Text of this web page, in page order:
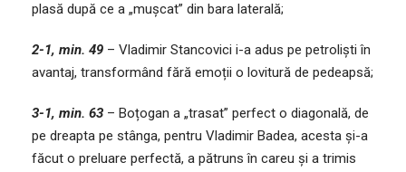
plasă după ce a „mușcat” din bara laterală;
2-1, min. 49 – Vladimir Stancovici i-a adus pe petroliști în
avantaj, transformând fără emoții o lovitură de pedeapsă;
3-1, min. 63 – Boțogan a „trasat” perfect o diagonală, de
pe dreapta pe stânga, pentru Vladimir Badea, acesta și-a
făcut o preluare perfectă, a pătruns în careu și a trimis